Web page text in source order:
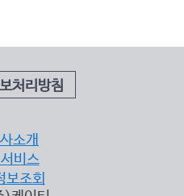
처리방침
소개
비스
보조회